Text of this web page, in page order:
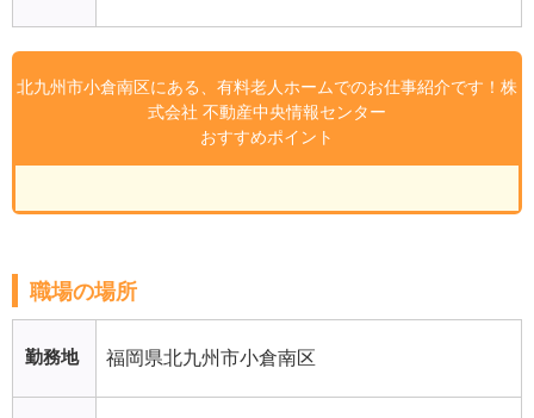
北九州市小倉南区にある、有料老人ホームでのお仕事紹介です！株
式会社 不動産中央情報センター
おすすめポイント
職場の場所
勤務地 福岡県北九州市小倉南区